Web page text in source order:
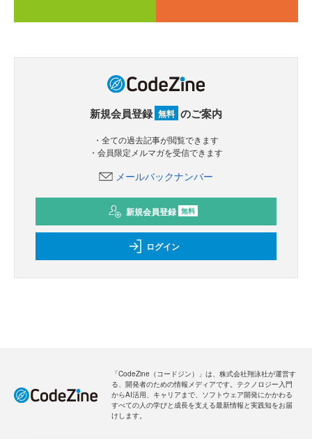
新規会員登録 無料 のご案内
・全ての過去記事が閲覧できます
・会員限定メルマガを受信できます
メールバックナンバー
新規会員登録 無料
ログイン
「CodeZine（コードジン）」は、株式会社翔泳社が運営す
る、開発者のための情報メディアです。テクノロジー入門
からAI活用、キャリアまで、ソフトウェア開発にかかわる
すべての人の学びと成長を支える最新情報と実践知をお届
けします。